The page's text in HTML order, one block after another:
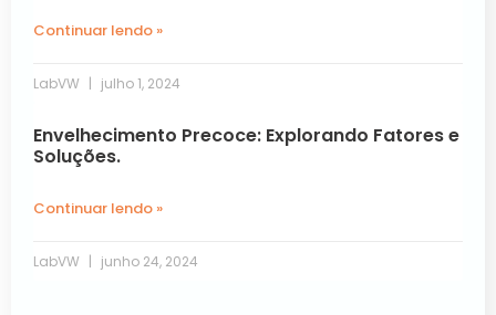
Continuar lendo »
LabVW julho 1, 2024
Envelhecimento Precoce: Explorando Fatores e
Soluções.
Continuar lendo »
LabVW junho 24, 2024